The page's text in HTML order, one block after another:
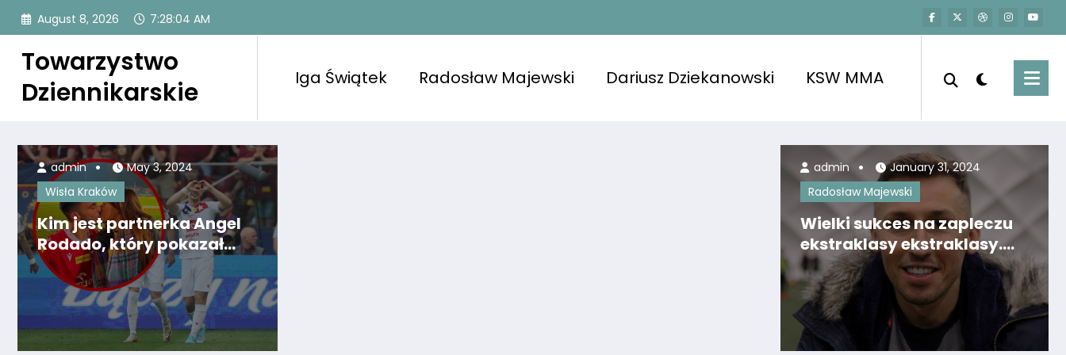
Skip
content
August 8, 2026 7:28:06 AM
Towarzystwo
Dziennikarskie
Iga Świątek Radosław Majewski Dariusz Dziekanowski KSW MMA
Wisła Kraków
Kim jest partnerka Angel
Rodado, który pokazał
swoje uczucia w finale
Pucharu Polski? [GALERIA]
admin May 3, 2024
Radosław Majewski
Wielki sukces na zapleczu
ekstraklasy ekstraklasy.
Czy Radosław Majewski
ponownie rozpali Znicz?
admin January 31, 2024